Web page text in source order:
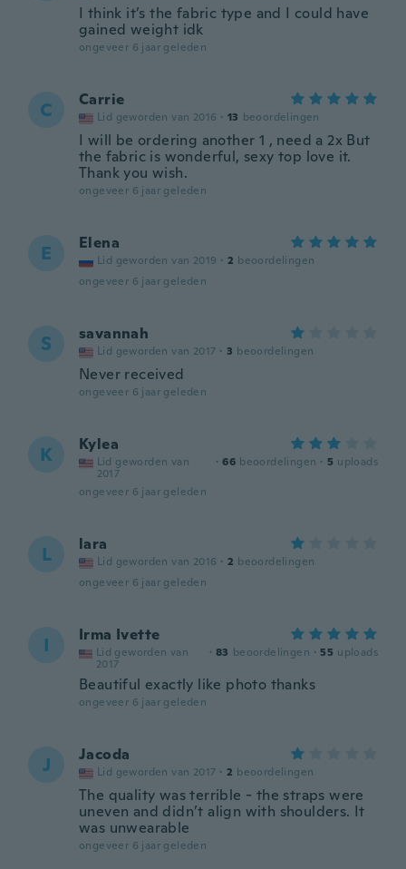
I think it’s the fabric type and I could have
gained weight idk
ongeveer 6 jaar geleden
C Carrie
Lid geworden van 2016 · 13 beoordelingen
I will be ordering another 1 , need a 2x But
the fabric is wonderful, sexy top love it.
Thank you wish.
ongeveer 6 jaar geleden
E Elena
Lid geworden van 2019 · 2 beoordelingen
ongeveer 6 jaar geleden
S savannah
Lid geworden van 2017 · 3 beoordelingen
Never received
ongeveer 6 jaar geleden
K Kylea
Lid geworden van
2017
· 66 beoordelingen · 5 uploads
ongeveer 6 jaar geleden
L lara
Lid geworden van 2016 · 2 beoordelingen
ongeveer 6 jaar geleden
I Irma Ivette
Lid geworden van
2017
· 83 beoordelingen · 55 uploads
Beautiful exactly like photo thanks
ongeveer 6 jaar geleden
J Jacoda
Lid geworden van 2017 · 2 beoordelingen
The quality was terrible - the straps were
uneven and didn’t align with shoulders. It
was unwearable
ongeveer 6 jaar geleden